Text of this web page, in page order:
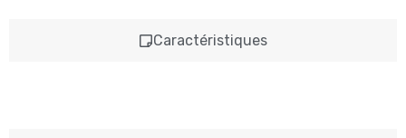
Caractéristiques